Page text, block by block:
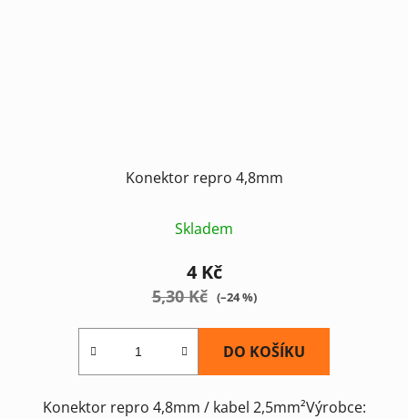
Konektor repro 4,8mm
Skladem
4 Kč
5,30 Kč (–24 %)
DO KOŠÍKU
Konektor repro 4,8mm / kabel 2,5mm²Výrobce: